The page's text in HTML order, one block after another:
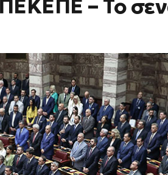
– Το